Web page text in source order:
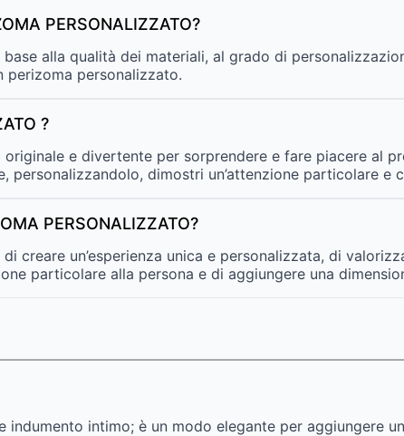
PERSONALIZZATO?
alla qualità dei materiali, al grado di
perizoma personalizzato.
?
e divertente per sorprendere e fare piacere al
dimostri un’attenzione particolare e
PERSONALIZZATO?
creare un’esperienza unica e personalizzata, di
particolare alla persona e di aggiungere una
indumento intimo; è un modo elegante per aggiungere